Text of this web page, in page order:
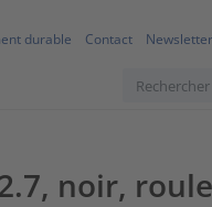
durable Contact Newsletter
noir,